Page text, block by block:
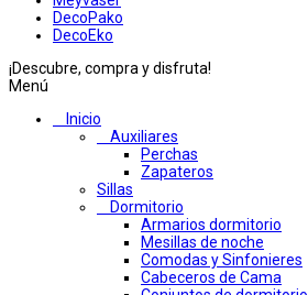
DecoPako
DecoEko
¡Descubre, compra y disfruta!
Menú
Inicio
Auxiliares
Perchas
Zapateros
Sillas
Dormitorio
Armarios dormitorio
Mesillas de noche
Comodas y Sinfonieres
Cabeceros de Cama